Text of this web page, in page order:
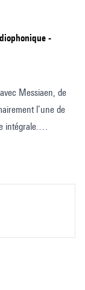
-
l’une de
intégrale.